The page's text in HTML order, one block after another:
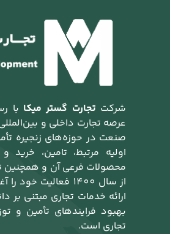
شرکت تجارت گستر میکا با
عرصه تجارت داخلی و
صنعت در حوزه‌های زنجیره
اولیه مرتبط، تامین،
محصولات فرعی آن و همچنین
از سال 1400
ارائه خدمات تجاری مبتنی بر
بهبود فرایندهای تأمین و
تجاری است.